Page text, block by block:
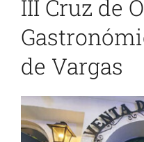
III Cruz de
de Vargas
Ver
imagen